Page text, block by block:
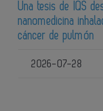
Una tesis de IQS
nanomedicina
cáncer de pulmón
2026-07-28